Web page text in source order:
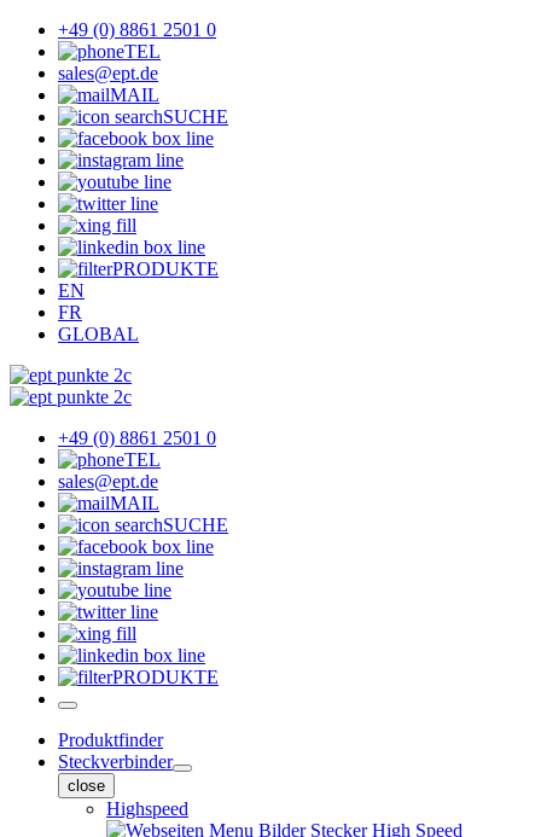
+49 (0) 8861 2501 0
TEL
sales@ept.de
MAIL
SUCHE
PRODUKTE
EN
FR
GLOBAL
+49 (0) 8861 2501 0
TEL
sales@ept.de
MAIL
SUCHE
PRODUKTE
Produktfinder
Steckverbinder
close
Highspeed